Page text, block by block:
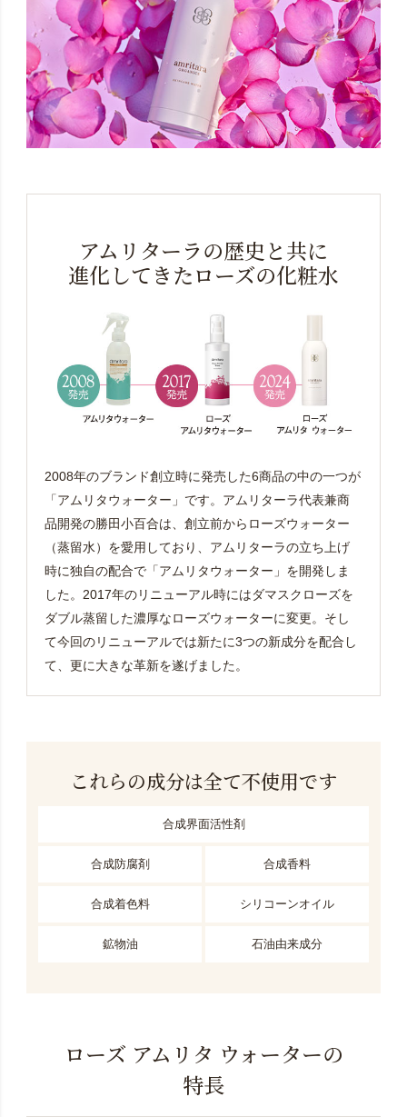
アムリターラの歴史と共に
進化してきたローズの化粧水
2008年のブランド創立時に発売した6商品の中の一つが
「アムリタウォーター」です。アムリターラ代表兼商
品開発の勝田小百合は、創立前からローズウォーター
（蒸留水）を愛用しており、アムリターラの立ち上げ
時に独自の配合で「アムリタウォーター」を開発しま
した。2017年のリニューアル時にはダマスクローズを
ダブル蒸留した濃厚なローズウォーターに変更。そし
て今回のリニューアルでは新たに3つの新成分を配合し
て、更に大きな革新を遂げました。
これらの成分は全て不使用です
合成界面活性剤
合成防腐剤 合成香料
合成着色料 シリコーンオイル
鉱物油 石油由来成分
ローズ アムリタ ウォーターの
特長